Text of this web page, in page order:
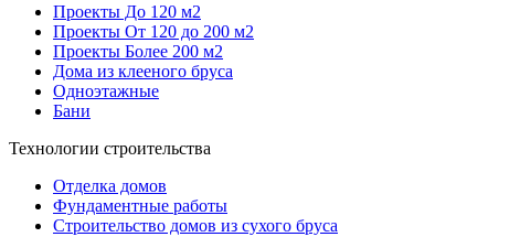
Проекты До 120 м2
Проекты От 120 до 200 м2
Проекты Более 200 м2
Дома из клееного бруса
Одноэтажные
Бани
Технологии строительства
Отделка домов
Фундаментные работы
Строительство домов из сухого бруса